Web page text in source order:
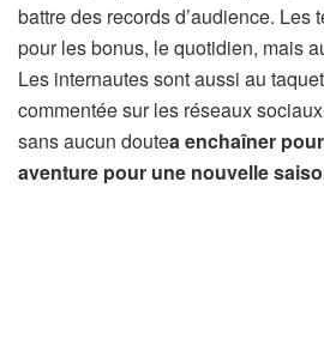
battre des records d’audience. Les
pour les bonus, le quotidien, mais
Les internautes sont aussi au
commentée sur les réseaux
sans aucun doutea enchaîner
aventure pour une nouvelle